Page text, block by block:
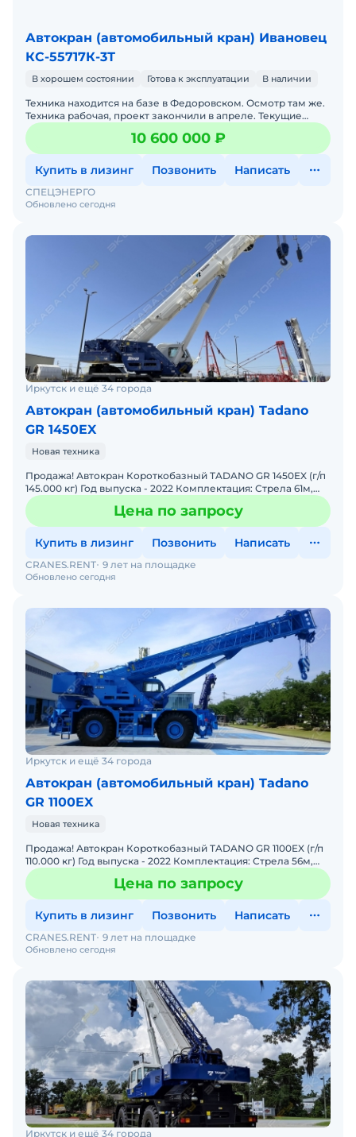
Автокран (автомобильный кран) Ивановец
КС-55717К-3Т
В хорошем состоянии Готова к эксплуатации В наличии
Техника находится на базе в Федоровском. Осмотр там же.
Техника рабочая, проект закончили в апреле. Текущие
проекты не требую такую технику. В хорошем состояни
10 600 000 ₽
Купить в лизинг Позвонить Написать
Обновлено сегодня
СПЕЦЭНЕРГО
Иркутск и ещё 34 города
Автокран (автомобильный кран) Tadano
GR 1450EX
Новая техника
Продажа! Автокран Короткобазный TADANO GR 1450EX (г/п
145.000 кг) Год выпуска - 2022 Комплектация: Стрела 61м,
плюс гусёк 18м. Цвет - белый/синий Наработк
Цена по запросу
Купить в лизинг Позвонить Написать
Обновлено сегодня
CRANES.RENT 9 лет на площадке
Иркутск и ещё 34 города
Автокран (автомобильный кран) Tadano
GR 1100EX
Новая техника
Продажа! Автокран Короткобазный TADANO GR 1100EX (г/п
110.000 кг) Год выпуска - 2022 Комплектация: Стрела 56м,
плюс гусёк 18м. Цвет - синий Наработка - 0
Цена по запросу
Купить в лизинг Позвонить Написать
Обновлено сегодня
CRANES.RENT 9 лет на площадке
Иркутск и ещё 34 города